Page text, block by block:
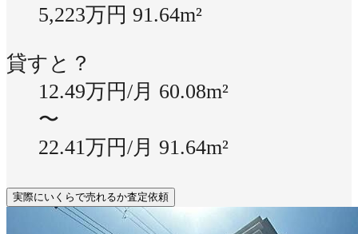
5,223万円 91.64m²
貸すと？
12.49万円/月 60.08m²
〜
22.41万円/月 91.64m²
実際にいくらで売れるか査定依頼